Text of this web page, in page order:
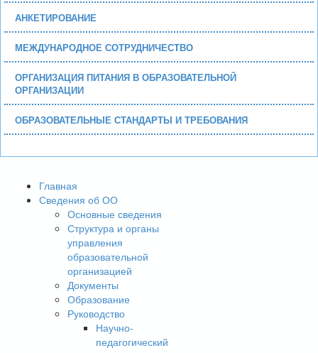
АНКЕТИРОВАНИЕ
МЕЖДУНАРОДНОЕ СОТРУДНИЧЕСТВО
ОРГАНИЗАЦИЯ ПИТАНИЯ В ОБРАЗОВАТЕЛЬНОЙ
ОРГАНИЗАЦИИ
ОБРАЗОВАТЕЛЬНЫЕ СТАНДАРТЫ И ТРЕБОВАНИЯ
Главная
Сведения об ОО
Основные сведения
Структура и органы
управления
образовательной
организацией
Документы
Образование
Руководство
Научно-
педагогический